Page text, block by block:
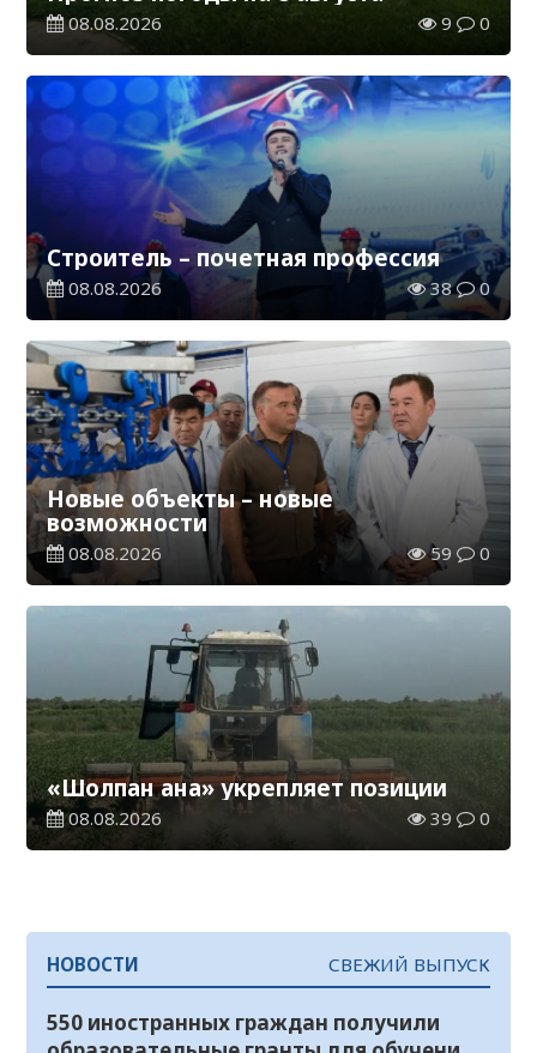
08.08.2026 9 0
Строитель – почетная профессия
08.08.2026 38 0
Новые объекты – новые
возможности
08.08.2026 59 0
«Шолпан ана» укрепляет позиции
08.08.2026 39 0
НОВОСТИ СВЕЖИЙ ВЫПУСК
550 иностранных граждан получили